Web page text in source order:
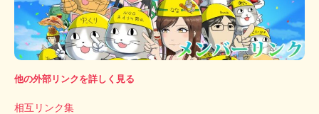
他の外部リンクを詳しく見る
相互リンク集